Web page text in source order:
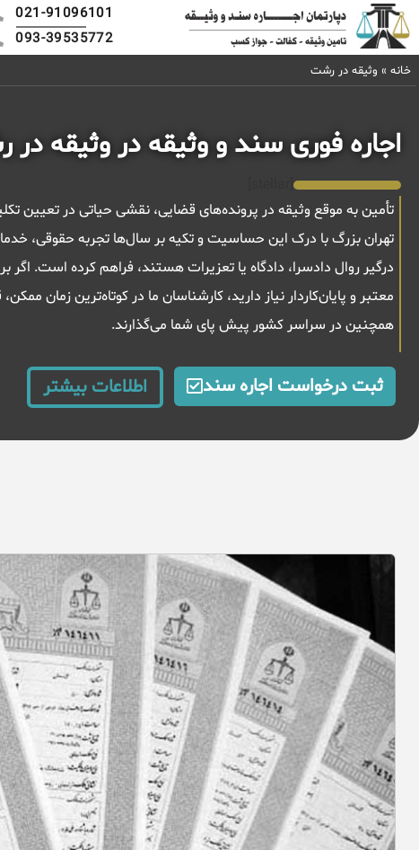
021-91096101
093-39535772
خانه » وثیقه در رشت
اجاره فوری سند و وثیقه در وثیقه
تأمین به موقع وثیقه در پرونده‌های قضایی، نقشی حیاتی در
تهران بزرگ با درک این حساسیت و تکیه بر سال‌ها تجربه حقوقی،
درگیر روال دادسرا، دادگاه یا تعزیرات هستند، فراهم کرده است. اگر
معتبر و پایان‌کاردار نیاز دارید، کارشناسان ما در کوتاه‌ترین زمان
همچنین در سراسر کشور پیش پای شما می‌گذارند.
ثبت درخواست اجاره سند اطلاعات بیشتر